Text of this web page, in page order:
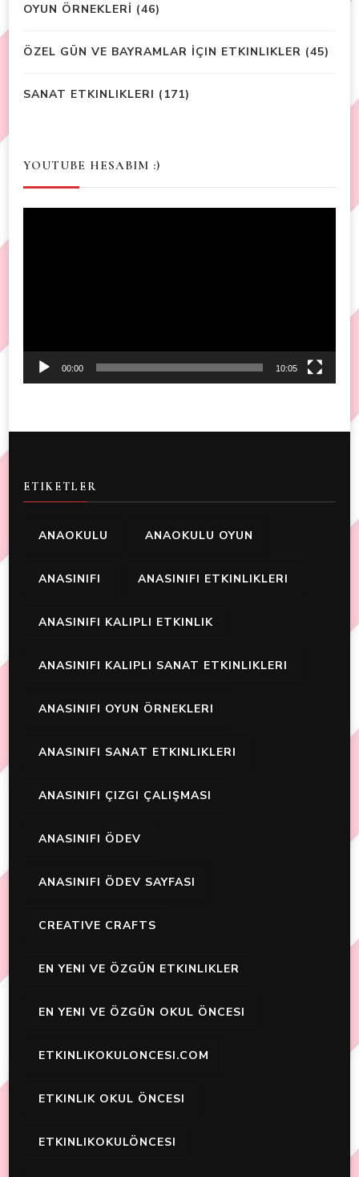
OYUN ÖRNEKLERİ (46)
ÖZEL GÜN VE BAYRAMLAR İÇIN ETKINLIKLER (45)
SANAT ETKINLIKLERI (171)
YOUTUBE HESABIM :)
00:00 10:05
ETIKETLER
ANAOKULU ANAOKULU OYUN
ANASINIFI ANASINIFI ETKINLIKLERI
ANASINIFI KALIPLI ETKINLIK
ANASINIFI KALIPLI SANAT ETKINLIKLERI
ANASINIFI OYUN ÖRNEKLERI
ANASINIFI SANAT ETKINLIKLERI
ANASINIFI ÇIZGI ÇALIŞMASI
ANASINIFI ÖDEV
ANASINIFI ÖDEV SAYFASI
CREATIVE CRAFTS
EN YENI VE ÖZGÜN ETKINLIKLER
EN YENI VE ÖZGÜN OKUL ÖNCESI
ETKINLIKOKULONCESI.COM
ETKINLIK OKUL ÖNCESI
ETKINLIKOKULÖNCESI